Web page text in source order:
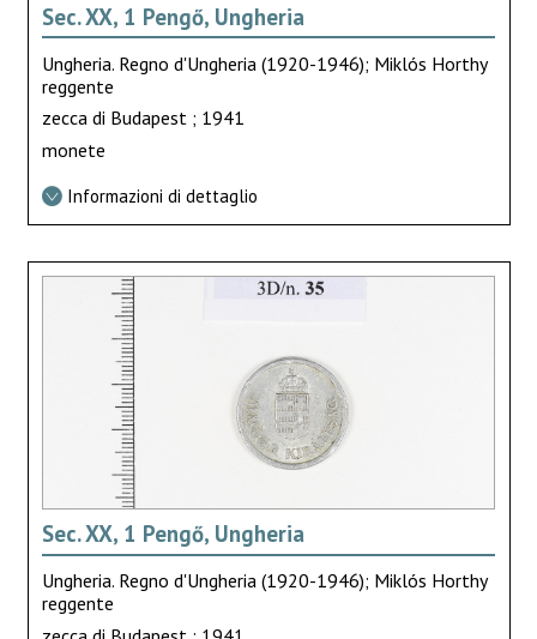
Sec. XX, 1 Pengő, Ungheria
Ungheria. Regno d'Ungheria (1920-1946); Miklós Horthy
reggente
zecca di Budapest ; 1941
monete
Informazioni di dettaglio
Sec. XX, 1 Pengő, Ungheria
Ungheria. Regno d'Ungheria (1920-1946); Miklós Horthy
reggente